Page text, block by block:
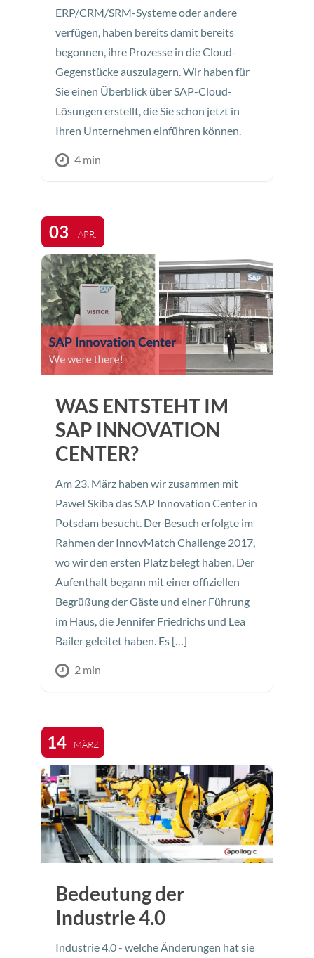
ERP/CRM/SRM-Systeme oder andere
verfügen, haben bereits damit bereits
begonnen, ihre Prozesse in die Cloud-
Gegenstücke auszulagern. Wir haben für
Sie einen Überblick über SAP-Cloud-
Lösungen erstellt, die Sie schon jetzt in
Ihren Unternehmen einführen können.
4 min
03 APR.
WAS ENTSTEHT IM
SAP INNOVATION
CENTER?
Am 23. März haben wir zusammen mit
Paweł Skiba das SAP Innovation Center in
Potsdam besucht. Der Besuch erfolgte im
Rahmen der InnovMatch Challenge 2017,
wo wir den ersten Platz belegt haben. Der
Aufenthalt begann mit einer offiziellen
Begrüßung der Gäste und einer Führung
im Haus, die Jennifer Friedrichs und Lea
Bailer geleitet haben. Es […]
2 min
14 MÄRZ
Bedeutung der
Industrie 4.0
Industrie 4.0 - welche Änderungen hat sie